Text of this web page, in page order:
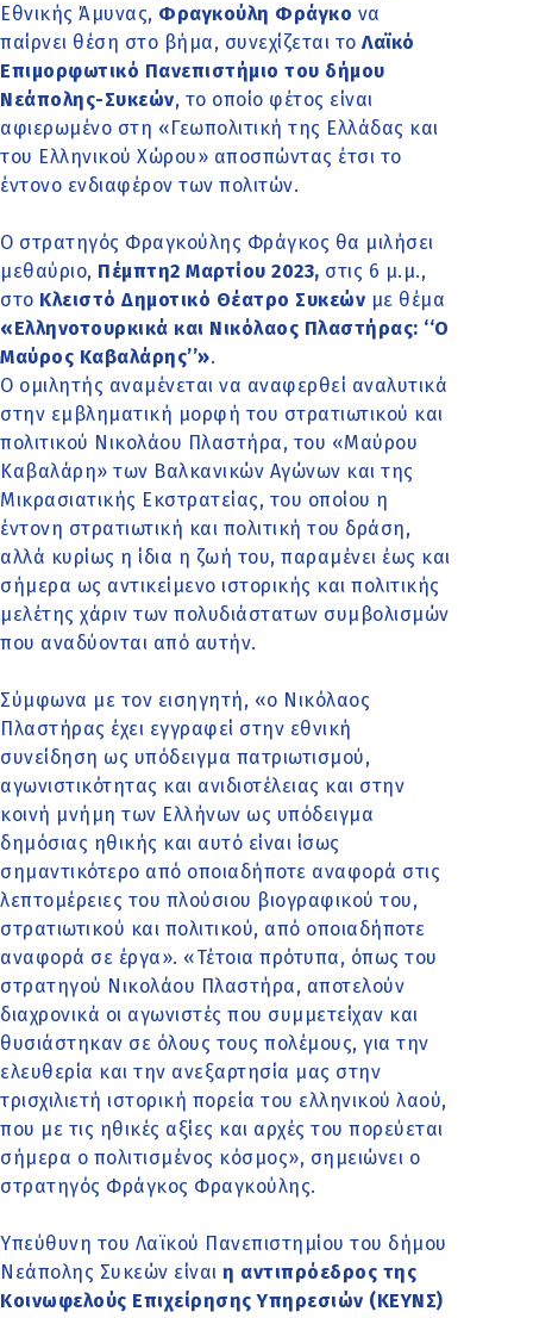
Εθνικής Άμυνας, Φραγκούλη Φράγκο να
παίρνει θέση στο βήμα, συνεχίζεται το Λαϊκό
Επιμορφωτικό Πανεπιστήμιο του δήμου
Νεάπολης-Συκεών, το οποίο φέτος είναι
αφιερωμένο στη «Γεωπολιτική της Ελλάδας και
του Ελληνικού Χώρου» αποσπώντας έτσι το
έντονο ενδιαφέρον των πολιτών.
Ο στρατηγός Φραγκούλης Φράγκος θα μιλήσει
μεθαύριο, Πέμπτη2 Μαρτίου 2023, στις 6 μ.μ.,
στο Κλειστό Δημοτικό Θέατρο Συκεών με θέμα
«Ελληνοτουρκικά και Νικόλαος Πλαστήρας: ‘‘Ο
Μαύρος Καβαλάρης’’».
Ο ομιλητής αναμένεται να αναφερθεί αναλυτικά
στην εμβληματική μορφή του στρατιωτικού και
πολιτικού Νικολάου Πλαστήρα, του «Μαύρου
Καβαλάρη» των Βαλκανικών Αγώνων και της
Μικρασιατικής Εκστρατείας, του οποίου η
έντονη στρατιωτική και πολιτική του δράση,
αλλά κυρίως η ίδια η ζωή του, παραμένει έως και
σήμερα ως αντικείμενο ιστορικής και πολιτικής
μελέτης χάριν των πολυδιάστατων συμβολισμών
που αναδύονται από αυτήν.
Σύμφωνα με τον εισηγητή, «ο Νικόλαος
Πλαστήρας έχει εγγραφεί στην εθνική
συνείδηση ως υπόδειγμα πατριωτισμού,
αγωνιστικότητας και ανιδιοτέλειας και στην
κοινή μνήμη των Ελλήνων ως υπόδειγμα
δημόσιας ηθικής και αυτό είναι ίσως
σημαντικότερο από οποιαδήποτε αναφορά στις
λεπτομέρειες του πλούσιου βιογραφικού του,
στρατιωτικού και πολιτικού, από οποιαδήποτε
αναφορά σε έργα». «Τέτοια πρότυπα, όπως του
στρατηγού Νικολάου Πλαστήρα, αποτελούν
διαχρονικά οι αγωνιστές που συμμετείχαν και
θυσιάστηκαν σε όλους τους πολέμους, για την
ελευθερία και την ανεξαρτησία μας στην
τρισχιλιετή ιστορική πορεία του ελληνικού λαού,
που με τις ηθικές αξίες και αρχές του πορεύεται
σήμερα ο πολιτισμένος κόσμος», σημειώνει ο
στρατηγός Φράγκος Φραγκούλης.
Υπεύθυνη του Λαϊκού Πανεπιστημίου του δήμου
Νεάπολης Συκεών είναι η αντιπρόεδρος της
Κοινωφελούς Επιχείρησης Υπηρεσιών (ΚΕΥΝΣ)